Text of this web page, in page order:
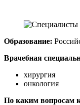
Образование:
Врачебная
хирургия
онкология
По каким вопросам